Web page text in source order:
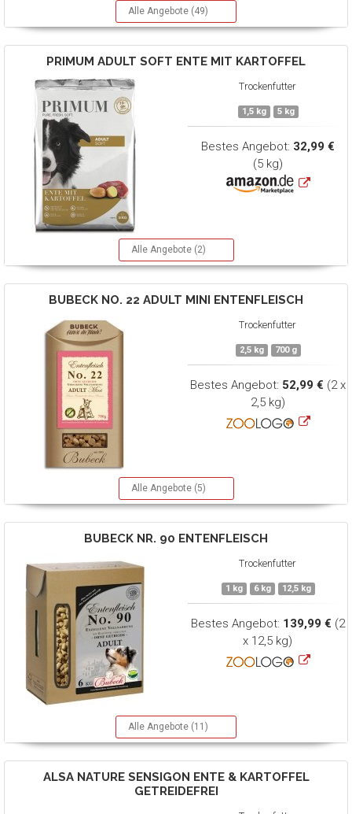
Alle Angebote (49)
PRIMUM ADULT SOFT ENTE MIT KARTOFFEL
Trockenfutter
1,5 kg 5 kg
Bestes Angebot: 32,99 €
(5 kg)
Alle Angebote (2)
BUBECK NO. 22 ADULT MINI ENTENFLEISCH
Trockenfutter
2,5 kg 700 g
Bestes Angebot: 52,99 € (2 x
2,5 kg)
Alle Angebote (5)
BUBECK NR. 90 ENTENFLEISCH
Trockenfutter
1 kg 6 kg 12,5 kg
Bestes Angebot: 139,99 € (2
x 12,5 kg)
Alle Angebote (11)
ALSA NATURESENSIGON ENTE & KARTOFFEL
GETREIDEFREI